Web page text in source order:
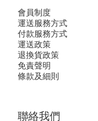
會員制度
運送服務方式
付款服務方式
運送政策
退換貨政策
免責聲明
條款及細則
聯絡我們